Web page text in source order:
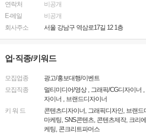
연락처
비공개
E-메일
비공개
회사주소
서울 강남구 역삼로17길 12 1층
업·직종/키워드
모집업종
광고/홍보대행/이벤트
모집직종
멀티미디어/영상 , 그래픽/CG디자이너
자이너 , 브랜드디자이너
키 워 드
콘텐츠디자이너, 그래픽디자인, 브랜
마케팅, SNS콘텐츠, 콘텐츠제작, 크리
케팅, 콘크리트파머스